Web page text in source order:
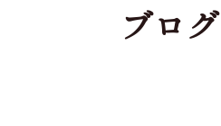
ブログ